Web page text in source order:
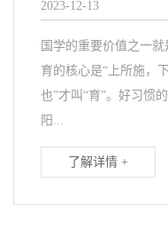
2023-12-13
国学的重要价值之一
育的核心是“上所施，
也”才叫“育”。好习惯
阳...
了解详情 +